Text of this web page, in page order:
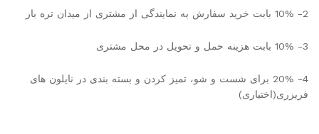
2- 10% بابت خرید سفارش به نمایندگی از مشتری از میدان تره بار
3- 10% بابت هزینه حمل و تحویل در محل مشتری
4- 20% برای شست و شو، تمیز کردن و بسته بندی در نایلون های
فریزری(اختیاری)